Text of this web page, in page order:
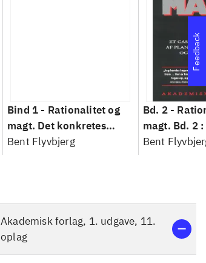
Bind 1 - Rationalitet og
magt. Det konkretes
videnskab. Bind 1
Bent Flyvbjerg
Bd. 2 -
magt. Bd. 2
baseret
Bent
Akademisk forlag, 1. udgave, 11.
oplag
Feedback